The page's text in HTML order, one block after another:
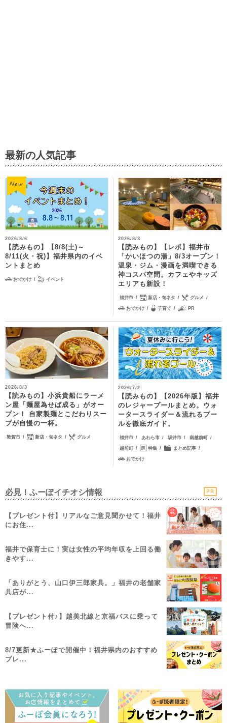
最新の人気記事
2026/8/6
【読みもの】【8/8(土)～
8/11(火・祝)】福井県内のイベ
ントまとめ
おでかけ イベント
2026/8/3
【読みもの】【レポ】福井市
「かいほつの湯」8/3オープン！
温泉・ジム・漫画を満喫できる
神コスパ空間。カフェやキッズ
エリアも新設！
福井市 新店・旬ネタ グルメ
おでかけ 子育て PR
2026/8/3
【読みもの】小浜貴船にラーメ
ン屋「麺屋為せば成る」がオー
プン！ 自家製麺とこだわりスー
プが自慢の一杯。
敦賀市 新店・旬ネタ グルメ
2026/7/2
【読みもの】【2026年版】福井
のレジャープールまとめ。ウォ
ータースライダー＆流れるプー
ルを徹底ガイド。
福井市 あわら市 坂井市 南越前町
越前町 特集 まとめ記事
おでかけ
必見！ふーぽイチオシ情報 PR
【プレゼント付】リアルなご意見聞かせて！福井
にお住...
福井で保育士に！実は女性の平均年収を上回る働
きやす...
「ありがとう、山口伊三郎家具。」福井の老舗家
具店が...
【プレゼント付♪】越美北線と京福バスに乗って
冒険へ...
8/7更新★ふーぽで開催中！福井県内のおすすめ
プレ...